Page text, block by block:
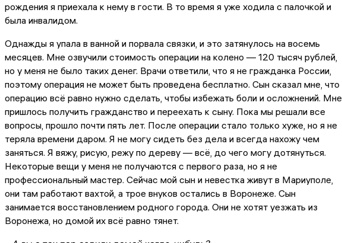
рождения я приехала к нему в гости. В то время я уже ходила с палочкой и
была инвалидом.
Однажды я упала в ванной и порвала связки, и это затянулось на восемь
месяцев. Мне озвучили стоимость операции на колено — 120 тысяч рублей,
но у меня не было таких денег. Врачи ответили, что я не гражданка России,
поэтому операция не может быть проведена бесплатно. Сын сказал мне, что
операцию всё равно нужно сделать, чтобы избежать боли и осложнений. Мне
пришлось получить гражданство и переехать к сыну. Пока мы решали все
вопросы, прошло почти пять лет. После операции стало только хуже, но я не
теряла времени даром. Я не могу сидеть без дела и всегда нахожу чем
заняться. Я вяжу, рисую, режу по дереву — всё, до чего могу дотянуться.
Некоторые вещи у меня не получаются с первого раза, но я не
профессиональный мастер. Сейчас мой сын и невестка живут в Мариуполе,
они там работают вахтой, а трое внуков остались в Воронеже. Сын
занимается восстановлением родного города. Они не хотят уезжать из
Воронежа, но домой их всё равно тянет.